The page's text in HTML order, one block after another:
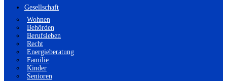
Gesellschaft
Wohnen
Behörden
Berufsleben
Recht
Energieberatung
Familie
Kinder
Senioren